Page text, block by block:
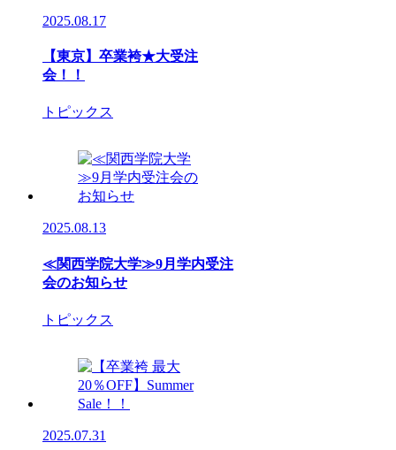
2025.08.17
【東京】卒業袴★大受注
会！！
トピックス
2025.08.13
≪関西学院大学≫9月学内受注
会のお知らせ
トピックス
2025.07.31